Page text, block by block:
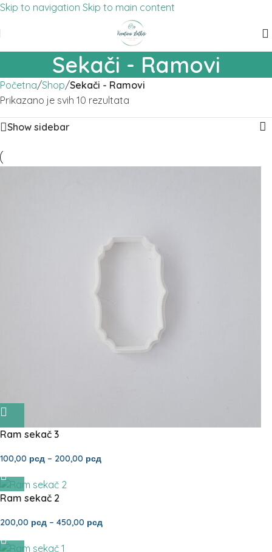
Skip to navigation Skip to main content
Sekači - Ramovi
Početna/Shop/Sekači - Ramovi
Prikazano je svih 10 rezultata
Show sidebar
Ram sekač 3
100,00 рсд – 200,00 рсд
Ram sekač 2
200,00 рсд – 450,00 рсд